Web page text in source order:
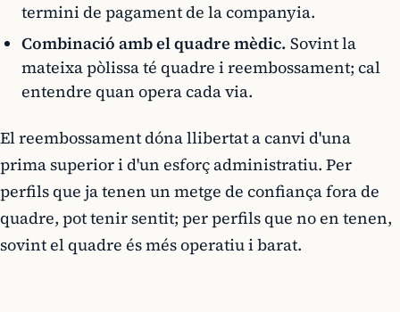
termini de pagament de la companyia.
Combinació amb el quadre mèdic. Sovint la
mateixa pòlissa té quadre i reembossament; cal
entendre quan opera cada via.
El reembossament dóna llibertat a canvi d'una
prima superior i d'un esforç administratiu. Per
perfils que ja tenen un metge de confiança fora de
quadre, pot tenir sentit; per perfils que no en tenen,
sovint el quadre és més operatiu i barat.